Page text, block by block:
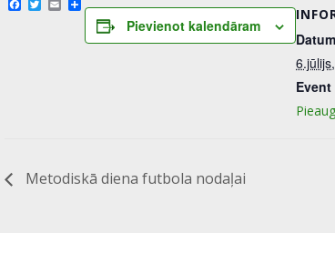
Facebook
Twitter
EmailShare
Pievienot kalendāram
Metodiskā diena futbola nodaļai